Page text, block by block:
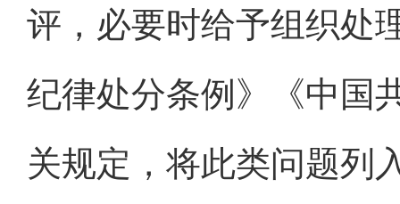
评，必要时给予组织处
纪律处分条例》《中国
关规定，将此类问题列